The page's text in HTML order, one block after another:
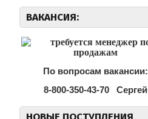
ВАКАНСИЯ:
По вопросам вакансии:
8-800-350-43-70
Сергей